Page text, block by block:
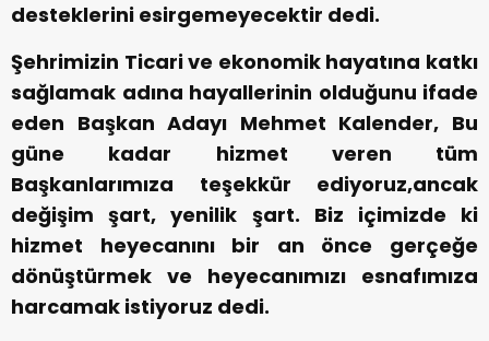
desteklerini esirgemeyecektir dedi.
Şehrimizin Ticari ve ekonomik hayatına katkı
sağlamak adına hayallerinin olduğunu ifade
eden Başkan Adayı Mehmet Kalender, Bu
güne kadar hizmet veren tüm
Başkanlarımıza teşekkür ediyoruz,ancak
değişim şart, yenilik şart. Biz içimizde ki
hizmet heyecanını bir an önce gerçeğe
dönüştürmek ve heyecanımızı esnafımıza
harcamak istiyoruz dedi.